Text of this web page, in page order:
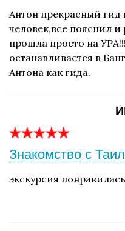
Антон прекрасный гид
человек,все пояснил и
прошла просто на
останавливается в
Антона как гида.
Знакомство с
экскурсия